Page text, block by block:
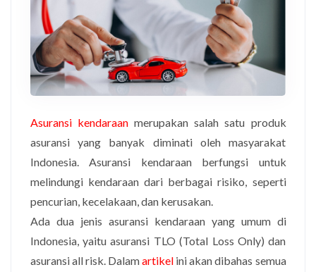
Asuransi kendaraanmerupakan salah satu produk
asuransi yang banyak diminati oleh masyarakat
Indonesia. Asuransi kendaraan berfungsi untuk
melindungi kendaraan dari berbagai risiko, seperti
pencurian, kecelakaan, dan kerusakan.
Ada dua jenis asuransi kendaraan yang umum di
Indonesia, yaitu asuransi TLO (Total Loss Only) dan
asuransi all risk. Dalamartikel ini akan dibahas semua